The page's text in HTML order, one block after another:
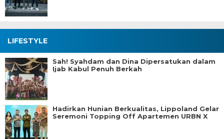
LIFESTYLE
Sah! Syahdam dan Dina Dipersatukan dalam
Ijab Kabul Penuh Berkah
Hadirkan Hunian Berkualitas, Lippoland Gelar
Seremoni Topping Off Apartemen URBN X